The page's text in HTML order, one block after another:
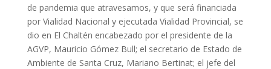
de pandemia que atravesamos, y que será financiada
por Vialidad Nacional y ejecutada Vialidad Provincial, se
dio en El Chaltén encabezado por el presidente de la
AGVP, Mauricio Gómez Bull; el secretario de Estado de
Ambiente de Santa Cruz, Mariano Bertinat; el jefe del